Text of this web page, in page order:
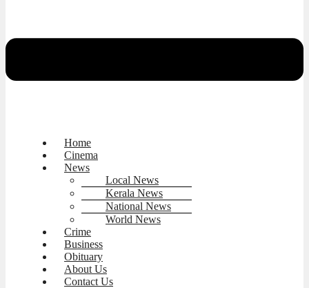
Home
Cinema
News
Local News
Kerala News
National News
World News
Crime
Business
Obituary
About Us
Contact Us